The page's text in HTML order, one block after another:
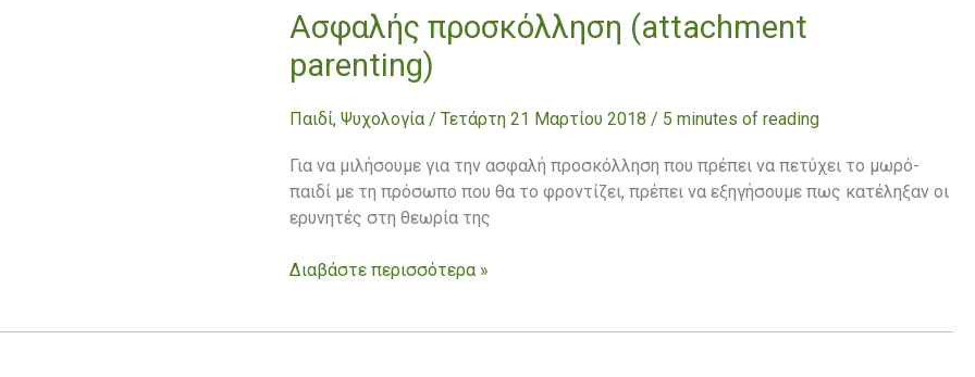
Ασφαλής προσκόλληση (attachment
parenting)
Παιδί, Ψυχολογία / Τετάρτη 21 Μαρτίου 2018 / 5 minutes of reading
Για να μιλήσουμε για την ασφαλή προσκόλληση που πρέπει να πετύχει το μωρό-
παιδί με τη πρόσωπο που θα το φροντίζει, πρέπει να εξηγήσουμε πως κατέληξαν οι
ερυνητές στη θεωρία της
Ασφαλής
προσκόλληση
(attachment
Διαβάστε περισσότερα »